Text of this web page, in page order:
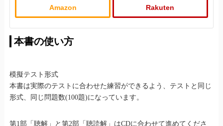
Amazon Rakuten
本書の使い方
模擬テスト形式
本書は実際のテストに合わせた練習ができるよう、テストと同じ
形式、同じ問題数(100題)になっています。
第1部「聴解」と第2部「聴読解」はCDに合わせて進めてくださ